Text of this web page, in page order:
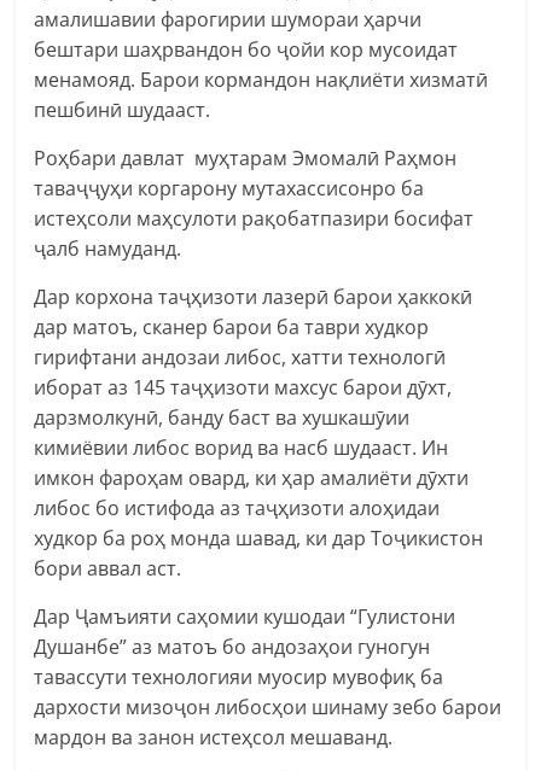
амалишавии фарогирии шумораи ҳарчи
бештари шаҳрвандон бо ҷойи кор мусоидат
менамояд. Барои кормандон нақлиёти хизматӣ
пешбинӣ шудааст.
Роҳбари давлат муҳтарам Эмомалӣ Раҳмон
таваҷҷуҳи коргарону мутахассисонро ба
истеҳсоли маҳсулоти рақобатпазири босифат
ҷалб намуданд.
Дар корхона таҷҳизоти лазерӣ барои ҳаккокӣ
дар матоъ, сканер барои ба таври худкор
гирифтани андозаи либос, хатти технологӣ
иборат аз 145 таҷҳизоти махсус барои дӯхт,
дарзмолкунӣ, банду баст ва хушкашӯии
кимиёвии либос ворид ва насб шудааст. Ин
имкон фароҳам овард, ки ҳар амалиёти дӯхти
либос бо истифода аз таҷҳизоти алоҳидаи
худкор ба роҳ монда шавад, ки дар Тоҷикистон
бори аввал аст.
Дар Ҷамъияти саҳомии кушодаи “Гулистони
Душанбе” аз матоъ бо андозаҳои гуногун
тавассути технологияи муосир мувофиқ ба
дархости мизоҷон либосҳои шинаму зебо барои
мардон ва занон истеҳсол мешаванд.